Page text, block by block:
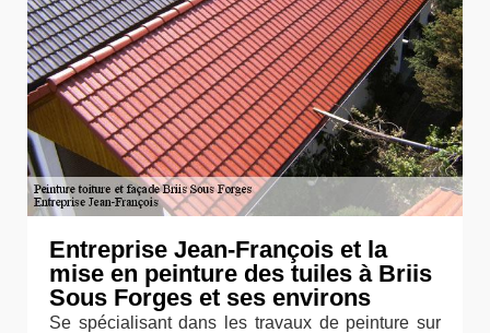
Entreprise Jean-François et la
mise en peinture des tuiles à Briis
Sous Forges et ses environs
Se spécialisant dans les travaux de peinture sur